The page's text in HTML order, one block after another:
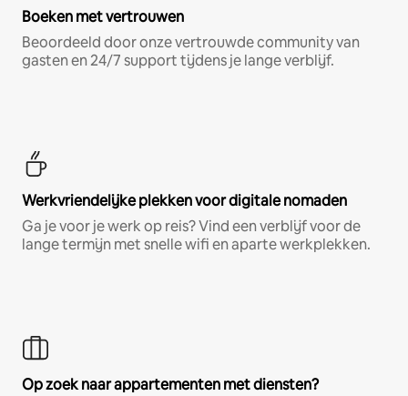
Boeken met vertrouwen
Beoordeeld door onze vertrouwde community van
gasten en 24/7 support tijdens je lange verblijf.
Werkvriendelijke plekken voor digitale nomaden
Ga je voor je werk op reis? Vind een verblijf voor de
lange termijn met snelle wifi en aparte werkplekken.
Op zoek naar appartementen met diensten?